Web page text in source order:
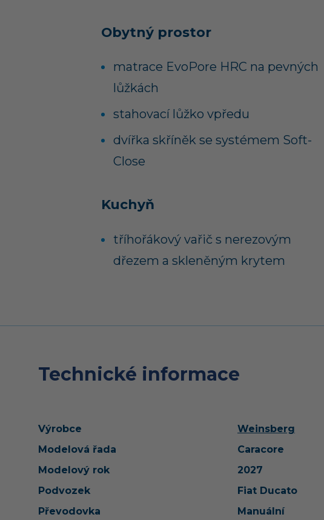
Obytný prostor
matrace EvoPore HRC na pevných
lůžkách
stahovací lůžko vpředu
dvířka skříněk se systémem Soft-
Close
Kuchyň
tříhořákový vařič s nerezovým
dřezem a skleněným krytem
Technické informace
Výrobce
Weinsberg
Modelová řada
Caracore
Modelový rok
2027
Podvozek
Fiat Ducato
Převodovka
Manuální